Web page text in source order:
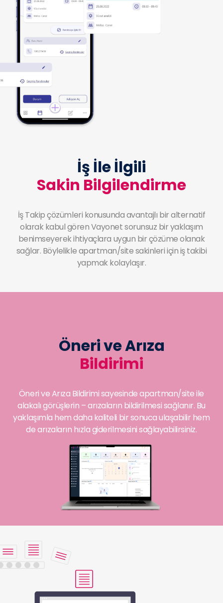
İş İle İlgili
Sakin Bilgilendirme
İş Takip çözümleri konusunda avantajlı bir alternatif
olarak kabul gören Vayonet sorunsuz bir yaklaşım
benimseyerek ihtiyaçlara uygun bir çözüme olanak
sağlar. Böylelikle apartman/site sakinleri için iş takibi
yapmak kolaylaşır.
Öneri ve Arıza
Bildirimi
Öneri ve Arıza Bildirimi sayesinde apartman/site ile
alakalı görüşlerin – arızaların bildirilmesi sağlanır. Bu
yaklaşımla hem daha kaliteli bir sonuca ulaşabilir hem
de arızaların hızla giderilmesini sağlayabilirsiniz.